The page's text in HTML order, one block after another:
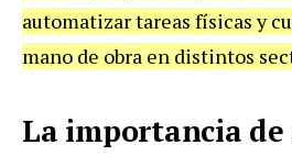
automatizar tareas físicas y
mano de obra en distintos
La importancia